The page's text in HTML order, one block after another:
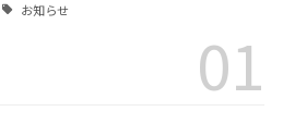
お知らせ
01